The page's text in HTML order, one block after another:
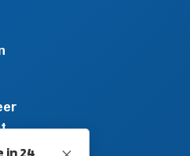
in 24